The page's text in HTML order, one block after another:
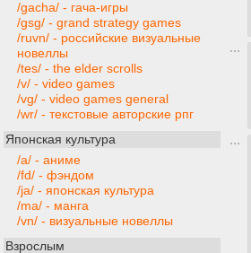
/gacha/ - гача-игры
/gsg/ - grand strategy games
/ruvn/ - российские визуальные
новеллы
/tes/ - the elder scrolls
/v/ - video games
/vg/ - video games general
/wr/ - текстовые авторские рпг
Японская культура
/a/ - аниме
/fd/ - фэндом
/ja/ - японская культура
/ma/ - манга
/vn/ - визуальные новеллы
Взрослым